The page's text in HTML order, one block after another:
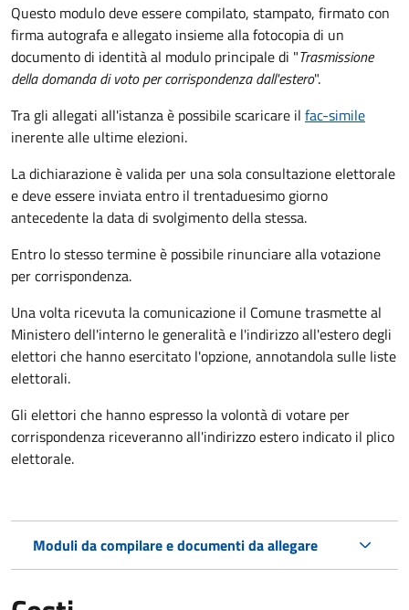
Questo modulo deve essere compilato, stampato, firmato con
firma autografa e allegato insieme alla fotocopia di un
documento di identità al modulo principale di "Trasmissione
della domanda di voto per corrispondenza dall'estero".
Tra gli allegati all'istanza è possibile scaricare il fac-simile
inerente alle ultime elezioni.
La dichiarazione è valida per una sola consultazione elettorale
e deve essere inviata entro il trentaduesimo giorno
antecedente la data di svolgimento della stessa.
Entro lo stesso termine è possibile rinunciare alla votazione
per corrispondenza.
Una volta ricevuta la comunicazione il Comune trasmette al
Ministero dell'interno le generalità e l'indirizzo all'estero degli
elettori che hanno esercitato l'opzione, annotandola sulle liste
elettorali.
Gli elettori che hanno espresso la volontà di votare per
corrispondenza riceveranno all'indirizzo estero indicato il plico
elettorale.
Moduli da compilare e documenti da allegare